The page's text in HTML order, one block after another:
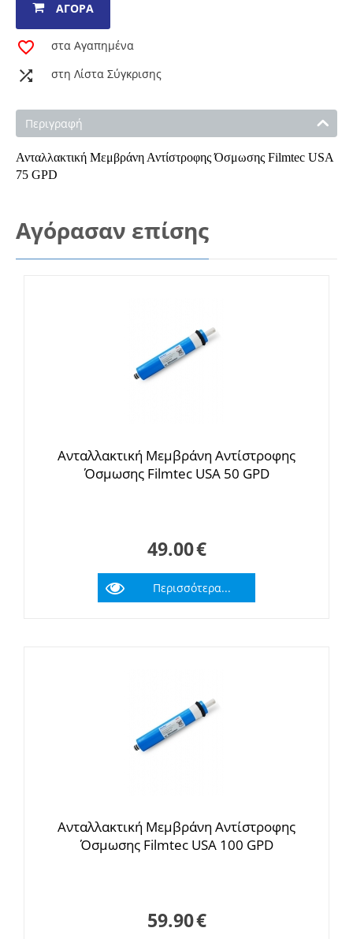
ΑΓΟΡΆ
στα Αγαπημένα
στη Λίστα Σύγκρισης
Περιγραφή
Ανταλλακτική Mεμβράνη Αντίστροφης Όσμωσης Filmtec USA
75 GPD
Αγόρασαν επίσης
Ανταλλακτική Mεμβράνη Αντίστροφης
Όσμωσης Filmtec USA 50 GPD
49.00€
Περισσότερα...
Ανταλλακτική Mεμβράνη Αντίστροφης
Όσμωσης Filmtec USA 100 GPD
59.90€